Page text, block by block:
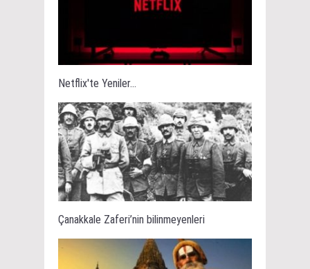
Netflix'te Yeniler...
Çanakkale Zaferi’nin bilinmeyenleri